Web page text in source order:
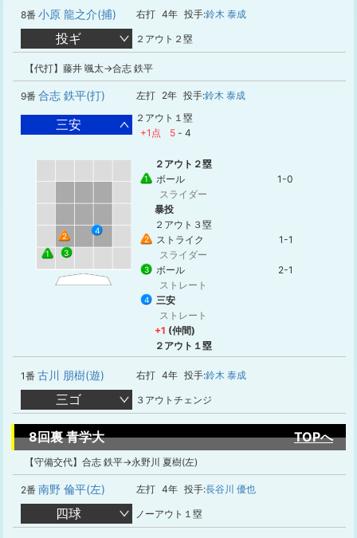
8番 小原 龍之介(捕) 右打 4年 投手:鈴木 泰成
投ギ ２アウト２塁
【代打】藤井 颯太→合志 鉄平
9番 合志 鉄平(打) 左打 2年 投手:鈴木 泰成
三安
２アウト１塁
+1点
5 - 4
1
2
3
4
２アウト２塁
1 ボール
1-0
スライダー
暴投
２アウト３塁
2 ストライク
1-1
スライダー
3 ボール
2-1
ストレート
4
三安
ストレート
+1 (仲間)
２アウト１塁
1番 古川 朋樹(遊) 右打 4年 投手:鈴木 泰成
三ゴ ３アウトチェンジ
8回裏 青学大 TOPへ
【守備交代】合志 鉄平→永野川 夏樹(左)
2番 南野 倫平(左) 左打 4年 投手:長谷川 優也
四球 ノーアウト１塁